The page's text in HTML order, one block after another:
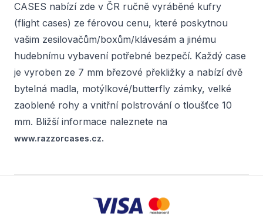
CASES nabízí zde v ČR ručně vyráběné kufry
(flight cases) ze férovou cenu, které poskytnou
vašim zesilovačům/boxům/klávesám a jinému
hudebnímu vybavení potřebné bezpečí. Každý case
je vyroben ze 7 mm březové překližky a nabízí dvě
bytelná madla, motýlkové/butterfly zámky, velké
zaoblené rohy a vnitřní polstrování o tloušťce 10
mm. Bližší informace naleznete na
www.razzorcases.cz.